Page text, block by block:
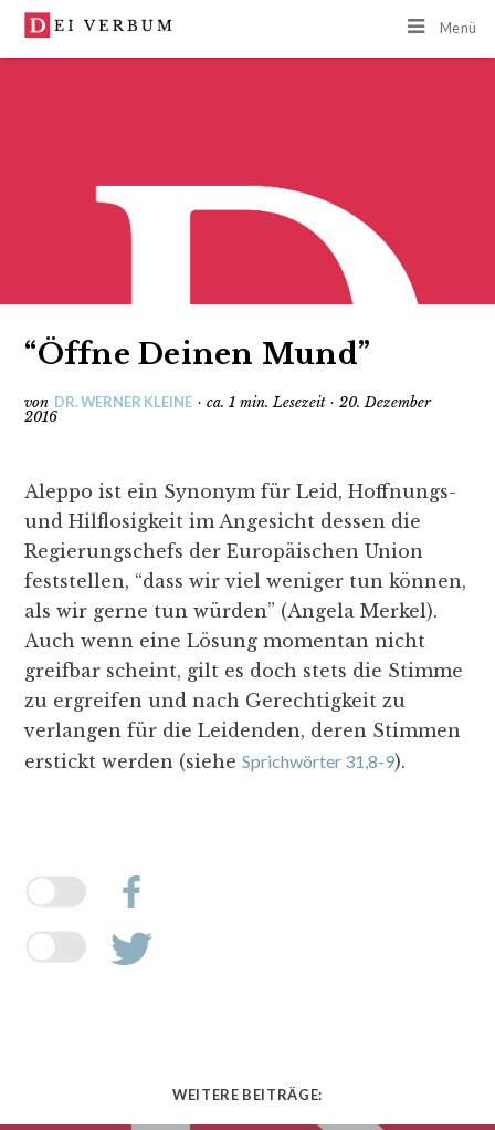
Menü
“Öffne Deinen Mund”
von DR. WERNER KLEINE · ca. 1 min. Lesezeit · 20. Dezember
2016
Aleppo ist ein Synonym für Leid, Hoffnungs-
und Hilflosigkeit im Angesicht dessen die
Regierungschefs der Europäischen Union
feststellen, “dass wir viel weniger tun können,
als wir gerne tun würden” (Angela Merkel).
Auch wenn eine Lösung momentan nicht
greifbar scheint, gilt es doch stets die Stimme
zu ergreifen und nach Gerechtigkeit zu
verlangen für die Leidenden, deren Stimmen
erstickt werden (sieheSprichwörter 31,8-9).
WEITERE BEITRÄGE: